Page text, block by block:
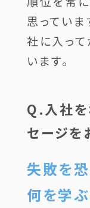
思っていま
社に入っ
います。
Q.入社を
セージを
失敗を恐
何を学